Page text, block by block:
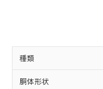
種類
胴体形状